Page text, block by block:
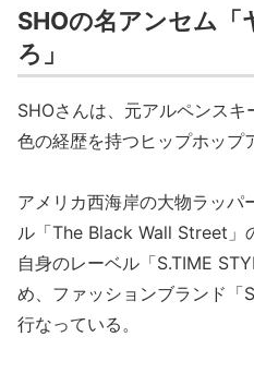
SHOの名アンセム「
ろ」
SHOさんは、元アルペンス
色の経歴を持つヒップホップ
アメリカ西海岸の大物ラッパ
ル「The Black Wall Street」
自身のレーベル「S.TIME
め、ファッションブランド「
行なっている。